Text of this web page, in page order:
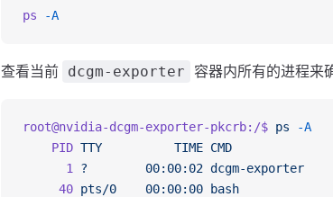
ps -A
查看当前 dcgm-exporter 容器内所有的进程来
root@nvidia-dcgm-exporter-pkcrb:/$ ps -A
    PID
TTY
          TIME
CMD
      1
?
        00:00:02
dcgm-exporter
     40
pts/0
    00:00:00
bash